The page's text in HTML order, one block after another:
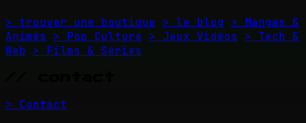
> trouver une boutique > le blog > Mangas &
Animés
> Pop Culture > Jeux Vidéos
> Tech &
Web > Films & Séries
> Contact